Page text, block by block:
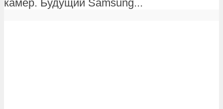
камер. Будущий Samsung...